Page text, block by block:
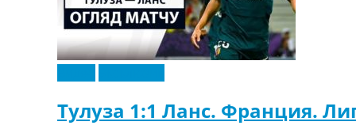
Тулуза 1:1 Ланс. Франция.